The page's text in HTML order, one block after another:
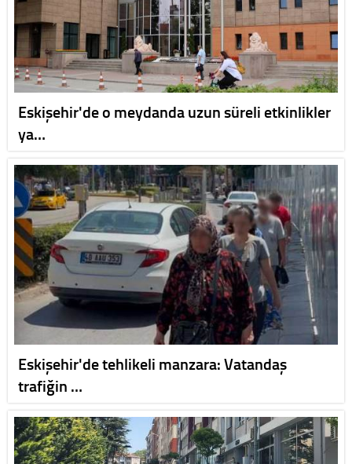
Eskişehir'de o meydanda uzun süreli etkinlikler
ya…
Eskişehir'de tehlikeli manzara: Vatandaş
trafiğin …